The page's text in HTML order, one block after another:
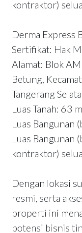
kontraktor)
Derma Express
Sertifikat: Hak
Alamat: Blok
Betung,
Tangerang
Luas Tanah: 63
Luas Bangunan
Luas Bangunan
kontraktor)
Dengan lokasi
resmi, serta
properti ini
potensi bisnis